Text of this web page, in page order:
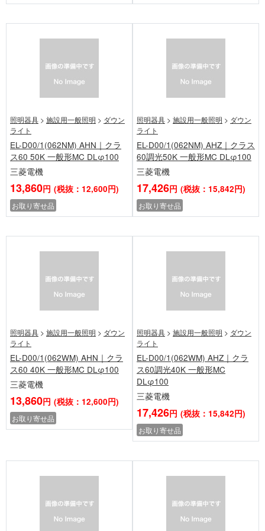
照明器具 > 施設用一般照明 > ダウン
ライト
EL-D00/1(062NM) AHN｜クラ
ス60 50K 一般形MC DLφ100
三菱電機
13,860円 (税抜：12,600円)
お取り寄せ品
照明器具 > 施設用一般照明 > ダウン
ライト
EL-D00/1(062NM) AHZ｜クラス
60調光50K 一般形MC DLφ100
三菱電機
17,426円 (税抜：15,842円)
お取り寄せ品
照明器具 > 施設用一般照明 > ダウン
ライト
EL-D00/1(062WM) AHN｜クラ
ス60 40K 一般形MC DLφ100
三菱電機
13,860円 (税抜：12,600円)
お取り寄せ品
照明器具 > 施設用一般照明 > ダウン
ライト
EL-D00/1(062WM) AHZ｜クラ
ス60調光40K 一般形MC
DLφ100
三菱電機
17,426円 (税抜：15,842円)
お取り寄せ品